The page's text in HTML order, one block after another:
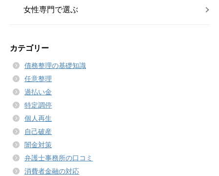
女性専門で選ぶ
カテゴリー
債務整理の基礎知識
任意整理
過払い金
特定調停
個人再生
自己破産
闇金対策
弁護士事務所の口コミ
消費者金融の対応